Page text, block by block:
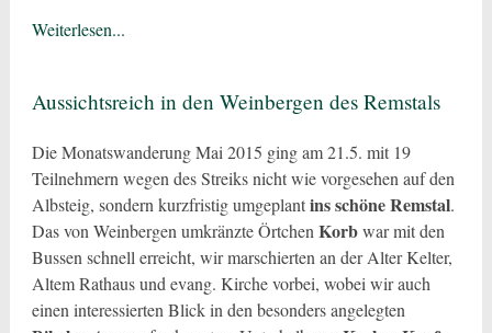
Weiterlesen...
Aussichtsreich in den Weinbergen des Remstals
Die Monatswanderung Mai 2015 ging am 21.5. mit 19
Teilnehmern wegen des Streiks nicht wie vorgesehen auf den
Albsteig, sondern kurzfristig umgeplantins schöne Remstal.
Das von Weinbergen umkränzte Örtchen Korbwar mit den
Bussen schnell erreicht, wir marschierten an der Alter Kelter,
Altem Rathaus und evang. Kirche vorbei, wobei wir auch
einen interessierten Blick in den besonders angelegten